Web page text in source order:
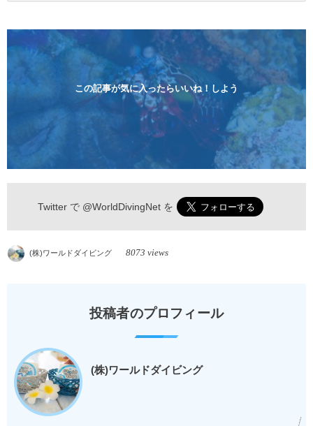
す。 沖縄本島周辺ビーチ・体験ダイビング 格安キャ
ンペーン！！￥16800 ￥11800(税込) 器材 / 送迎 / 保
険 / 全て込み ダイビングがはじめての方や初心者でも
気軽に体験できる半日のコース。沖縄本島のビーチか
らのんびりダイビングを楽しめます...
この記事が気に入ったらいいね！しよう
Twitter で @WorldDivingNetを
(株)ワールドダイビング 8073 views
投稿者のプロフィール
(株)ワールドダイビング